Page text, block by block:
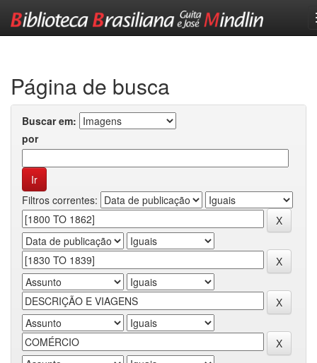
Página de busca
Buscar em:
por
Filtros correntes: